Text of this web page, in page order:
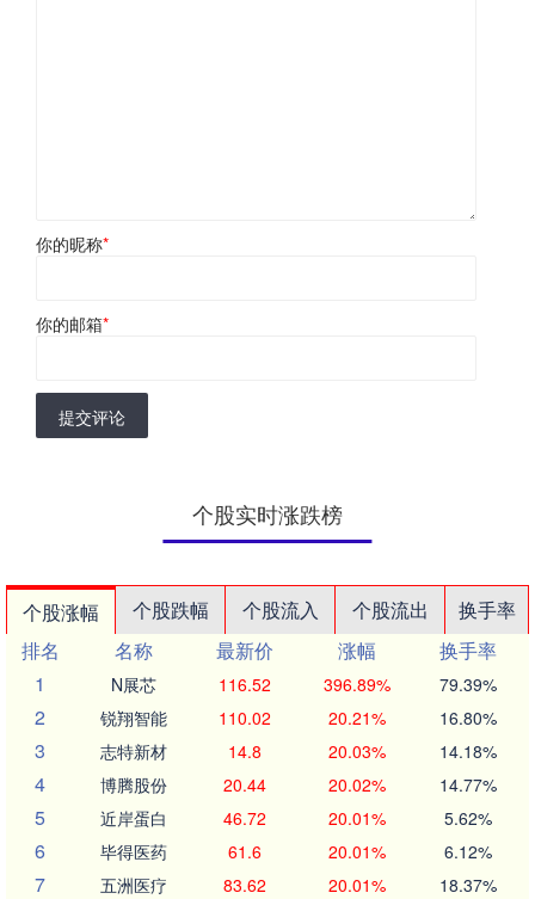
你的昵称*
你的邮箱*
提交评论
个股实时涨跌榜
个股涨幅 个股跌幅 个股流入 个股流出
换手率
排名
名称 最新价 涨幅
换手率
1
N展芯 116.52 396.89% 79.39%
2 锐翔智能 110.02 20.21% 16.80%
3 志特新材 14.8 20.03% 14.18%
4 博腾股份 20.44 20.02% 14.77%
5 近岸蛋白 46.72 20.01% 5.62%
6 毕得医药 61.6 20.01% 6.12%
7 五洲医疗 83.62 20.01% 18.37%